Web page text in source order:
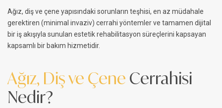
Ağız, diş ve çene yapısındaki sorunların teşhisi, en az müdahale
gerektiren (minimal invaziv) cerrahi yöntemler ve tamamen dijital
bir iş akışıyla sunulan estetik rehabilitasyon süreçlerini kapsayan
kapsamlı bir bakım hizmetidir.
Ağız, Diş ve Çene Cerrahisi
Nedir?